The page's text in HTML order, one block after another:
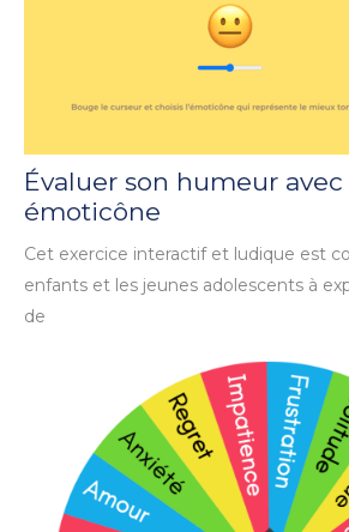
Évaluer son humeur
émoticône
Cet exercice interactif et ludique est
enfants et les jeunes adolescents à
de